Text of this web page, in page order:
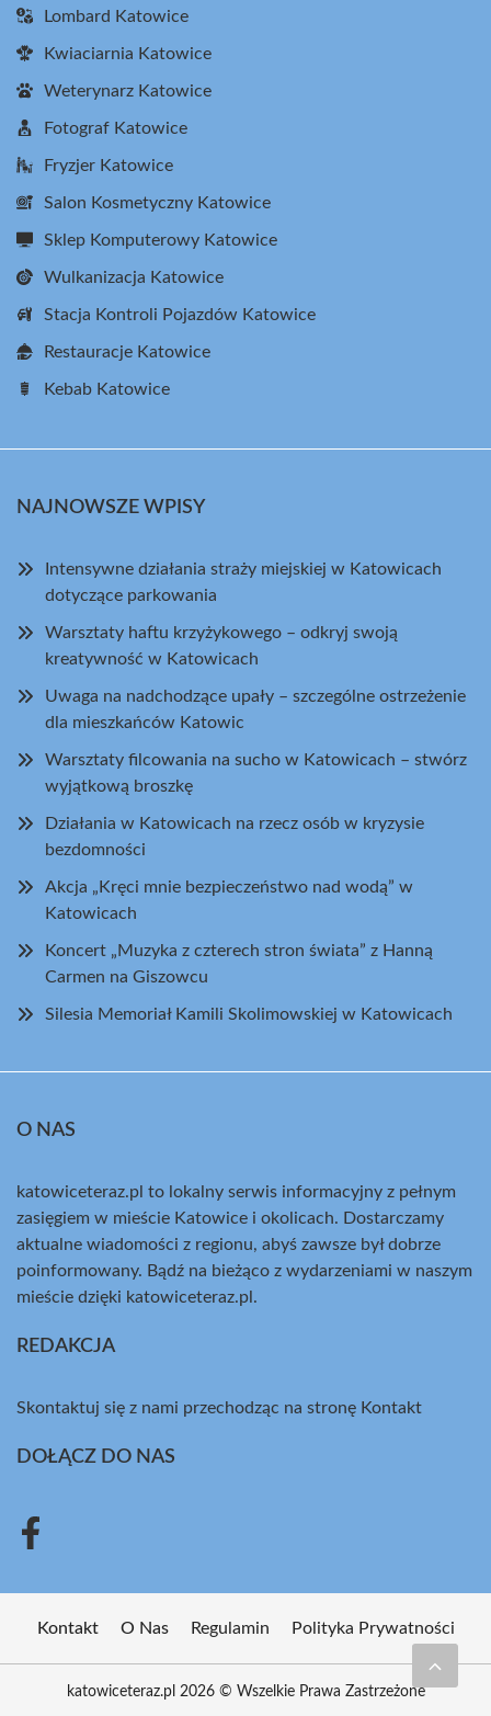
Lombard Katowice
Kwiaciarnia Katowice
Weterynarz Katowice
Fotograf Katowice
Fryzjer Katowice
Salon Kosmetyczny Katowice
Sklep Komputerowy Katowice
Wulkanizacja Katowice
Stacja Kontroli Pojazdów Katowice
Restauracje Katowice
Kebab Katowice
NAJNOWSZE WPISY
Intensywne działania straży miejskiej w Katowicach
dotyczące parkowania
Warsztaty haftu krzyżykowego – odkryj swoją
kreatywność w Katowicach
Uwaga na nadchodzące upały – szczególne ostrzeżenie
dla mieszkańców Katowic
Warsztaty filcowania na sucho w Katowicach – stwórz
wyjątkową broszkę
Działania w Katowicach na rzecz osób w kryzysie
bezdomności
Akcja „Kręci mnie bezpieczeństwo nad wodą” w
Katowicach
Koncert „Muzyka z czterech stron świata” z Hanną
Carmen na Giszowcu
Silesia Memoriał Kamili Skolimowskiej w Katowicach
O NAS
katowiceteraz.pl to lokalny serwis informacyjny z pełnym
zasięgiem w mieście Katowice i okolicach. Dostarczamy
aktualne wiadomości z regionu, abyś zawsze był dobrze
poinformowany. Bądź na bieżąco z wydarzeniami w naszym
mieście dzięki katowiceteraz.pl.
REDAKCJA
Skontaktuj się z nami przechodząc na stronę Kontakt
DOŁĄCZ DO NAS
Kontakt O Nas Regulamin Polityka Prywatności
katowiceteraz.pl 2026 © Wszelkie Prawa Zastrzeżone